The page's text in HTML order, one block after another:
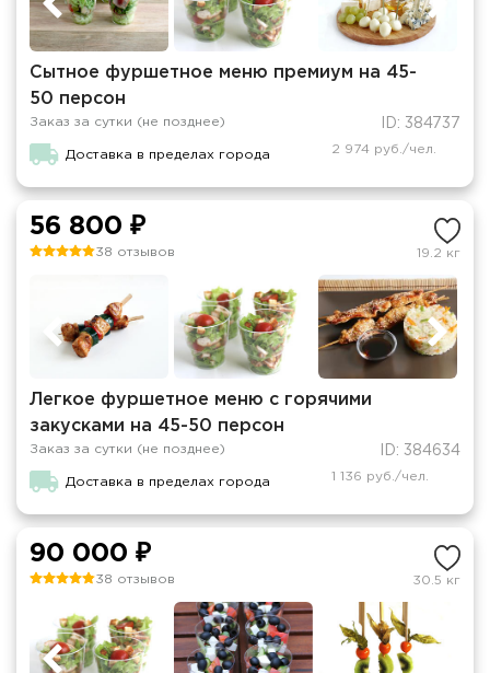
Сытное фуршетное меню премиум на 45-
50 персон
Заказ за сутки (не позднее) ID: 384737
Доставка в пределах города 2 974 руб./чел.
56 800 ₽
38 отзывов 19.2 кг
Легкое фуршетное меню с горячими
закусками на 45-50 персон
Заказ за сутки (не позднее) ID: 384634
Доставка в пределах города 1 136 руб./чел.
90 000 ₽
38 отзывов 30.5 кг